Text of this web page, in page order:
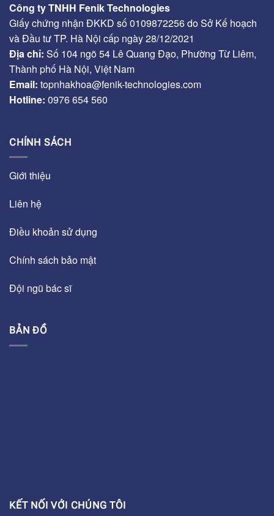
Công ty TNHH Fenik Technologies
Giấy chứng nhận ĐKKD số 0109872256 do Sở Kế hoạch
và Đầu tư TP. Hà Nội cấp ngày 28/12/2021
Địa chỉ: Số 104 ngõ 54 Lê Quang Đạo, Phường Từ Liêm,
Thành phố Hà Nội, Việt Nam
Email: topnhakhoa@fenik-technologies.com
Hotline: 0976 654 560
CHÍNH SÁCH
Giới thiệu
Liên hệ
Điều khoản sử dụng
Chính sách bảo mật
Đội ngũ bác sĩ
BẢN ĐỒ
KẾT NỐI VỚI CHÚNG TÔI